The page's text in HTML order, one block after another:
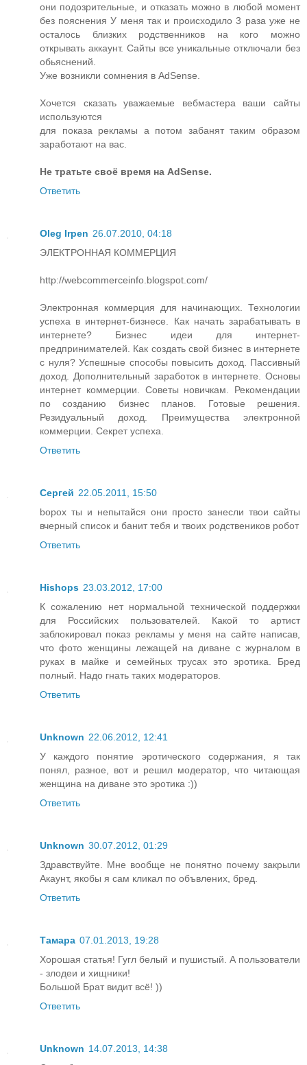
они подозрительные, и отказать можно в любой момент
без пояснения У меня так и происходило 3 раза уже не
осталось близких родственников на кого можно
открывать аккаунт. Сайты все уникальные отключали без
обьяснений.
Уже возникли сомнения в AdSense.
Хочется сказать уважаемые вебмастера ваши сайты
используются
для показа рекламы а потом забанят таким образом
заработают на вас.
Не тратьте своё время на AdSense.
Ответить
Oleg Irpen 26.07.2010, 04:18
ЭЛЕКТРОННАЯ КОММЕРЦИЯ
http://webcommerceinfo.blogspot.com/
Электронная коммерция для начинающих. Технологии
успеха в интернет-бизнесе. Как начать зарабатывать в
интернете? Бизнес идеи для интернет-
предпринимателей. Как создать свой бизнес в интернете
с нуля? Успешные способы повысить доход. Пассивный
доход. Дополнительный заработок в интернете. Основы
интернет коммерции. Советы новичкам. Рекомендации
по созданию бизнес планов. Готовые решения.
Резидуальный доход. Преимущества электронной
коммерции. Секрет успеха.
Ответить
Сергей 22.05.2011, 15:50
bopox ты и непытайся они просто занесли твои сайты
вчерный список и банит тебя и твоих родствеников робот
Ответить
Hishops 23.03.2012, 17:00
К сожалению нет нормальной технической поддержки
для Российских пользователей. Какой то артист
заблокировал показ рекламы у меня на сайте написав,
что фото женщины лежащей на диване с журналом в
руках в майке и семейных трусах это эротика. Бред
полный. Надо гнать таких модераторов.
Ответить
Unknown 22.06.2012, 12:41
У каждого понятие эротического содержания, я так
понял, разное, вот и решил модератор, что читающая
женщина на диване это эротика :))
Ответить
Unknown 30.07.2012, 01:29
Здравствуйте. Мне вообще не понятно почему закрыли
Акаунт, якобы я сам кликал по объвлених, бред.
Ответить
Тамара 07.01.2013, 19:28
Хорошая статья! Гугл белый и пушистый. А пользователи
- злодеи и хищники!
Большой Брат видит всё! ))
Ответить
Unknown 14.07.2013, 14:38